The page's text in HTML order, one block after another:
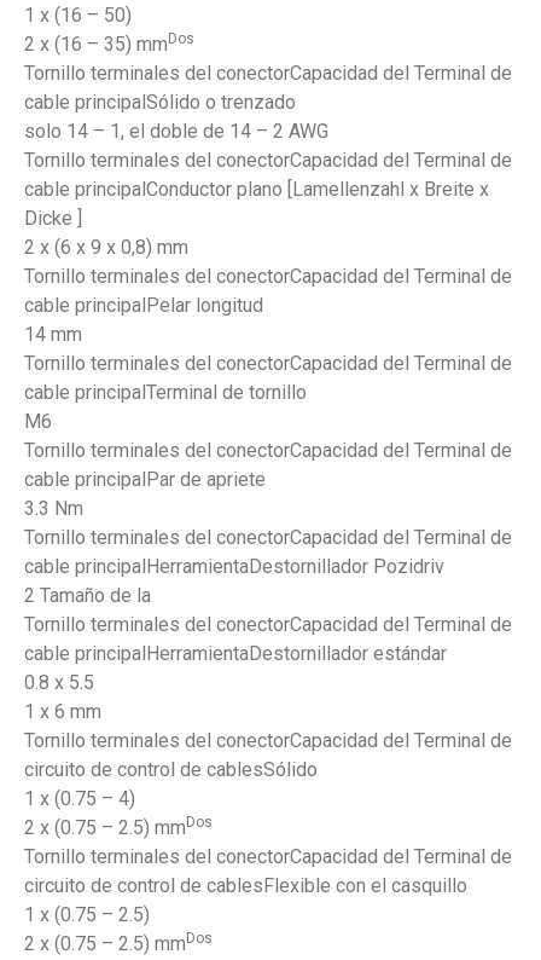
1 x (16 – 50)
2 x (16 – 35) mm Dos
Tornillo terminales del conectorCapacidad del Terminal de
cable principalSólido o trenzado
solo 14 – 1, el doble de 14 – 2 AWG
Tornillo terminales del conectorCapacidad del Terminal de
cable principalConductor plano [Lamellenzahl x Breite x
Dicke ]
2 x (6 x 9 x 0,8) mm
Tornillo terminales del conectorCapacidad del Terminal de
cable principalPelar longitud
14 mm
Tornillo terminales del conectorCapacidad del Terminal de
cable principalTerminal de tornillo
M6
Tornillo terminales del conectorCapacidad del Terminal de
cable principalPar de apriete
3.3 Nm
Tornillo terminales del conectorCapacidad del Terminal de
cable principalHerramientaDestornillador Pozidriv
2 Tamaño de la
Tornillo terminales del conectorCapacidad del Terminal de
cable principalHerramientaDestornillador estándar
0.8 x 5.5
1 x 6 mm
Tornillo terminales del conectorCapacidad del Terminal de
circuito de control de cablesSólido
1 x (0.75 – 4)
2 x (0.75 – 2.5) mm Dos
Tornillo terminales del conectorCapacidad del Terminal de
circuito de control de cablesFlexible con el casquillo
1 x (0.75 – 2.5)
2 x (0.75 – 2.5) mm Dos